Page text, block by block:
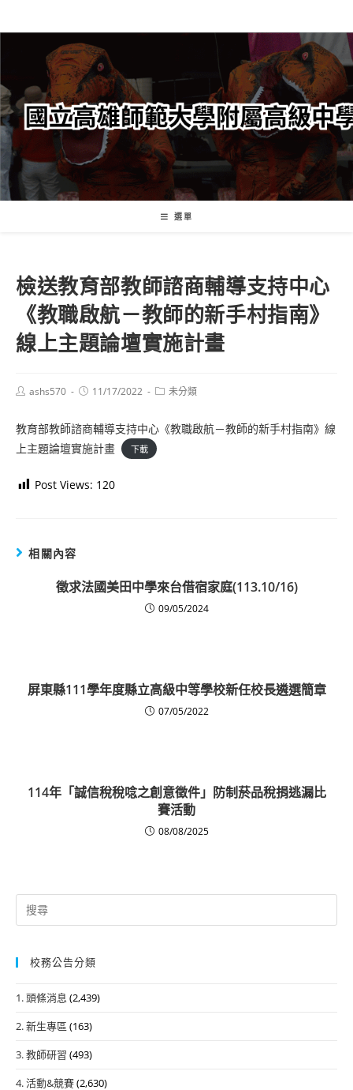
轉
要
內
容
選單
檢送教育部教師諮商輔導支持中心
《教職啟航－教師的新手村指南》
線上主題論壇實施計畫
Postashs570
Post11/17/2022
Post未分類
教育部教師諮商輔導支持中心《教職啟航－教師的新手村指南》線
上主題論壇實施計畫
下載
Post Views: 120
相關內容
徵求法國美田中學來台借宿家庭(113.10/16)
09/05/2024
屏東縣111學年度縣立高級中等學校新任校長遴選簡章
07/05/2022
114年「誠信稅稅唸之創意徵件」防制菸品稅捐逃漏比
賽活動
08/08/2025
Search
for:
校務公告分類
1. 頭條消息 (2,439)
2. 新生專區 (163)
3. 教師研習 (493)
4. 活動&競賽(2,630)